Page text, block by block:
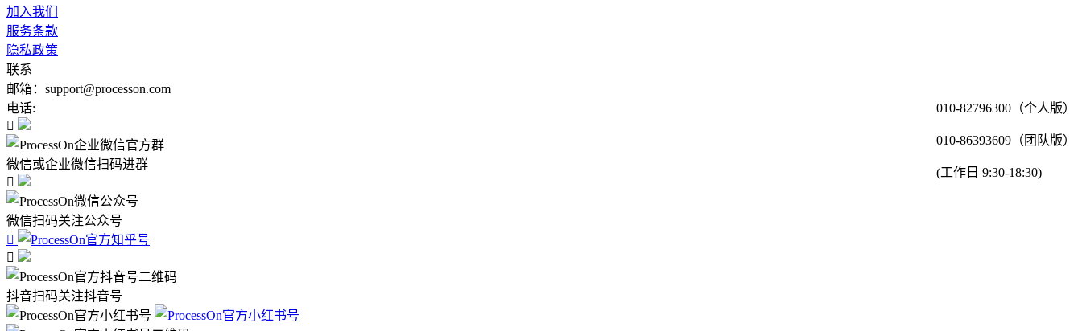
加入我们
服务条款
隐私政策
联系
邮箱：support@processon.com
电话:
010-82796300（个人版）
010-86393609（团队版）
(工作日 9:30-18:30)

微信或企业微信扫码进群

微信扫码关注公众号


抖音扫码关注抖音号